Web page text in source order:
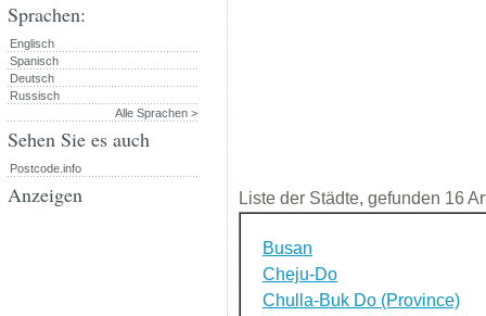
Liste der Städte, gefunden 16
Busan
Cheju-Do
Chulla-Buk Do (Province)
Sprachen:
Englisch
Spanisch
Deutsch
Russisch
Alle Sprachen >
Sehen Sie es auch
Postcode.info
Anzeigen